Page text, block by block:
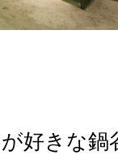
好きな鍋